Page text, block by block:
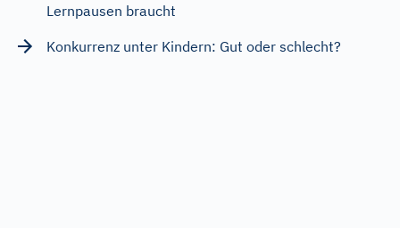
Lernpausen braucht
Konkurrenz unter Kindern: Gut oder schlecht?